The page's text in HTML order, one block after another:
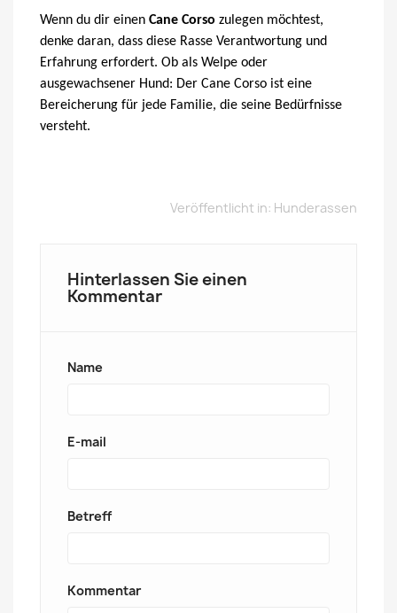
Wenn du dir einen Cane Corso zulegen möchtest,
denke daran, dass diese Rasse Verantwortung und
Erfahrung erfordert. Ob als Welpe oder
ausgewachsener Hund: Der Cane Corso ist eine
Bereicherung für jede Familie, die seine Bedürfnisse
versteht.
Veröffentlicht in: Hunderassen
Hinterlassen Sie einen
Kommentar
Name
E-mail
Betreff
Kommentar